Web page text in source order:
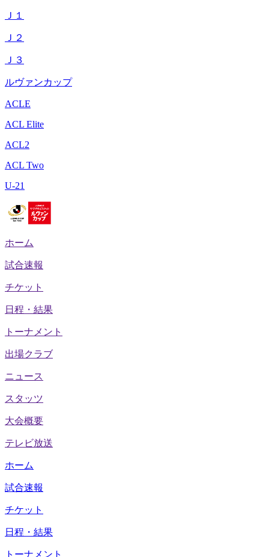
Ｊ１
Ｊ２
Ｊ３
ルヴァンカップ
ACLE
ACL Elite
ACL2
ACL Two
U-21
ホーム
試合速報
チケット
日程・結果
トーナメント
出場クラブ
ニュース
スタッツ
大会概要
テレビ放送
ホーム
試合速報
チケット
日程・結果
トーナメント